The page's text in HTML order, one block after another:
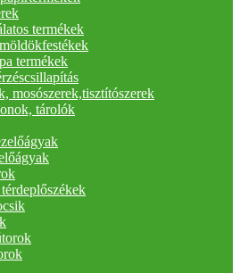
termékek
termékek
mosószerek,tisztítószerek
tárolók